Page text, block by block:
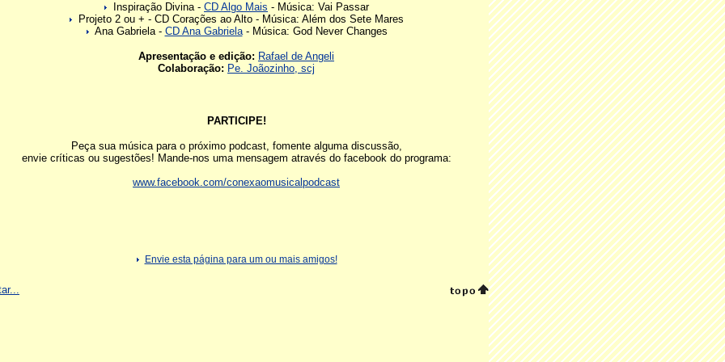
Inspiração Divina - CD Algo Mais - Música: Vai Passar
Projeto 2 ou + - CD Corações ao Alto - Música: Além dos Sete Mares
Ana Gabriela - CD Ana Gabriela- Música: God Never Changes
Apresentação e edição: Rafael de Angeli
Colaboração: Pe. Joãozinho, scj
PARTICIPE!
Peça sua música para o próximo podcast, fomente alguma discussão,
envie críticas ou sugestões! Mande-nos uma mensagem através do facebook do programa:
www.facebook.com/conexaomusicalpodcast
Envie esta página para um ou mais amigos!